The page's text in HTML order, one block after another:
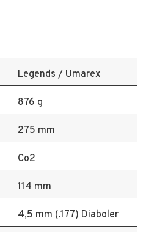
Legends / Umarex
876 g
275 mm
Co2
114 mm
4,5 mm (.177) Diaboler